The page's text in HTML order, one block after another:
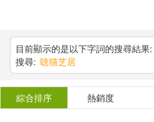
尋分類
目前顯示的是以下字詞的搜尋結果:
搜尋: 聴猫芝居
綜合排序 熱銷度